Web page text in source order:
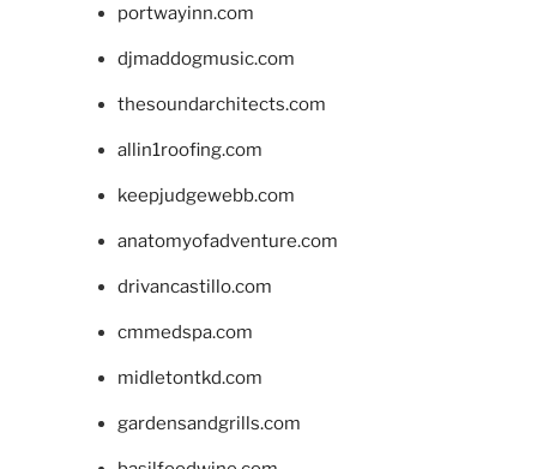
portwayinn.com
djmaddogmusic.com
thesoundarchitects.com
allin1roofing.com
keepjudgewebb.com
anatomyofadventure.com
drivancastillo.com
cmmedspa.com
midletontkd.com
gardensandgrills.com